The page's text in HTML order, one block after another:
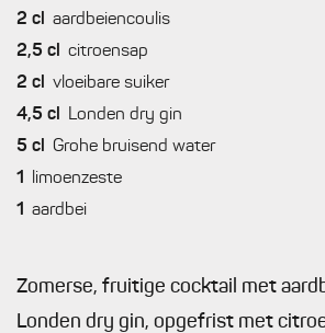
2 cl
aardbeiencoulis
2,5 cl
citroensap
2 cl
vloeibare suiker
4,5 cl
Londen dry gin
5 cl
Grohe bruisend water
1
limoenzeste
1
aardbei
Zomerse, fruitige cocktail met
Londen dry gin, opgefrist met